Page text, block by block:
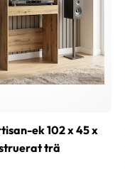
ek 102 x 45 x
trä